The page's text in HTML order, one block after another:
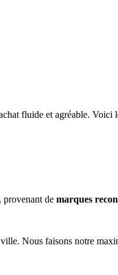
fluide et agréable. Voici
, provenant de marques
Nous faisons notre